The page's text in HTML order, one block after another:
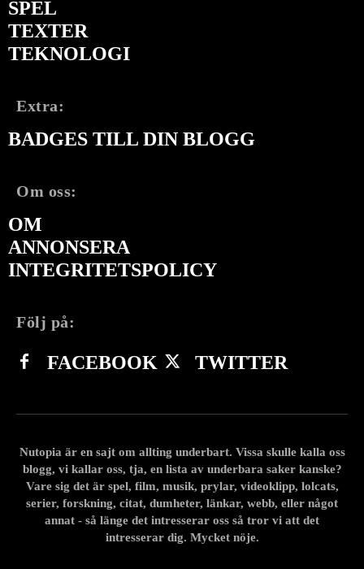
SPEL
TEXTER
TEKNOLOGI
Extra:
BADGES TILL DIN BLOGG
Om oss:
OM
ANNONSERA
INTEGRITETSPOLICY
Följ på:
FACEBOOK TWITTER
Nutopia är en sajt om allting underbart. Vissa skulle kalla oss
blogg, vi kallar oss, tja, en lista av underbara saker kanske?
Vare sig det är spel, film, musik, prylar, videoklipp, lolcats,
serier, forskning, citat, dumheter, länkar, webb, eller något
annat - så länge det intresserar oss så tror vi att det
intresserar dig. Mycket nöje.